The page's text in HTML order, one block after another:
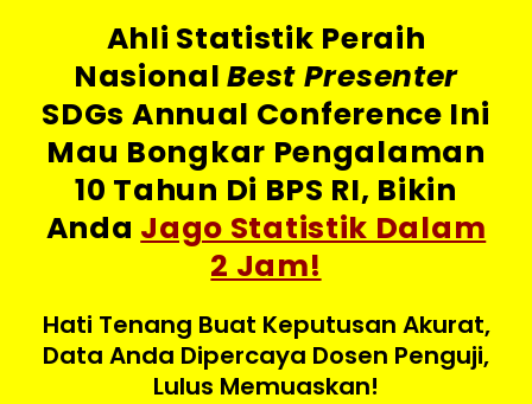
Ahli Statistik Peraih
NasionalBest Presenter
SDGs Annual Conference Ini
Mau Bongkar Pengalaman
10 Tahun Di BPS RI, Bikin
Anda Jago Statistik Dalam
2 Jam!
Hati Tenang Buat Keputusan Akurat,
Data Anda Dipercaya Dosen Penguji,
Lulus Memuaskan!